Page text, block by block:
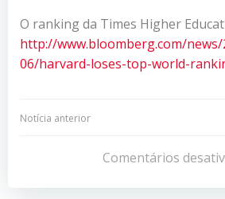
O ranking da Times Higher
http://www.bloomberg.com/news/
06/harvard-loses-top-world-
Navegação
Notícia anterior
de
Comentários